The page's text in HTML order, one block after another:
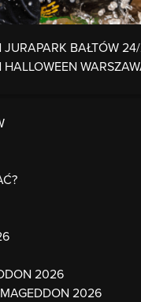
JURAPARK BAŁTÓW
2026
2026